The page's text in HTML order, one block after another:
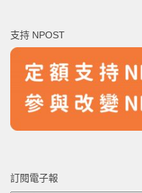
字:
支持 NPOST
訂閱電子報